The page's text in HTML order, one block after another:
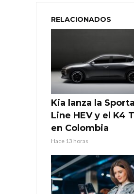
RELACIONADOS
Kia lanza la
Line HEV y el K4
en Colombia
Hace 13 horas